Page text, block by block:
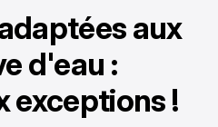
aux
d'eau :
exceptions !